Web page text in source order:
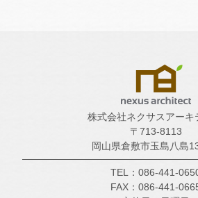
株式会社ネクサスアーキ
〒713-8113
岡山県倉敷市玉島八島
TEL：086-441-
FAX：086-441-